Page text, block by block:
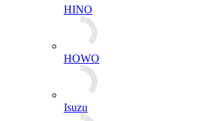
Kubota
MAN
Mercedes benz